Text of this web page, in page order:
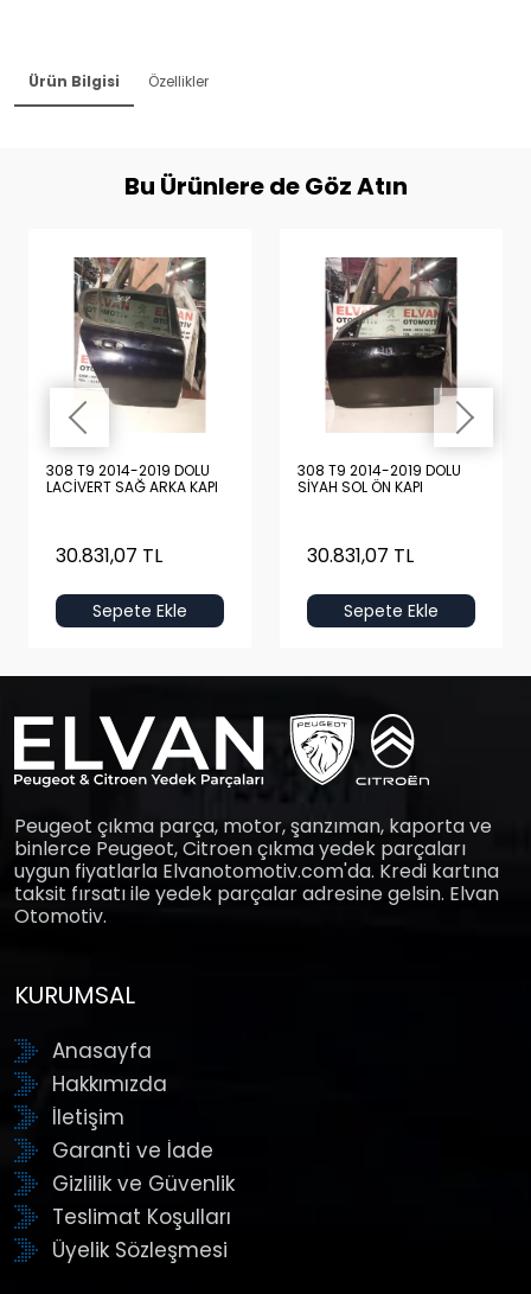
Ürün Bilgisi Özellikler
Bu Ürünlere de Göz Atın
308 T9 2014-2019 DOLU
LACİVERT SAĞ ARKA KAPI
30.831,07 TL
Sepete Ekle
308 T9 2014-2019 DOLU
SİYAH SOL ÖN KAPI
30.831,07 TL
Sepete Ekle
Peugeot çıkma parça, motor, şanzıman, kaporta ve
binlerce Peugeot, Citroen çıkma yedek parçaları
uygun fiyatlarla Elvanotomotiv.com'da. Kredi kartına
taksit fırsatı ile yedek parçalar adresine gelsin. Elvan
Otomotiv.
KURUMSAL
Anasayfa
Hakkımızda
İletişim
Garanti ve İade
Gizlilik ve Güvenlik
Teslimat Koşulları
Üyelik Sözleşmesi